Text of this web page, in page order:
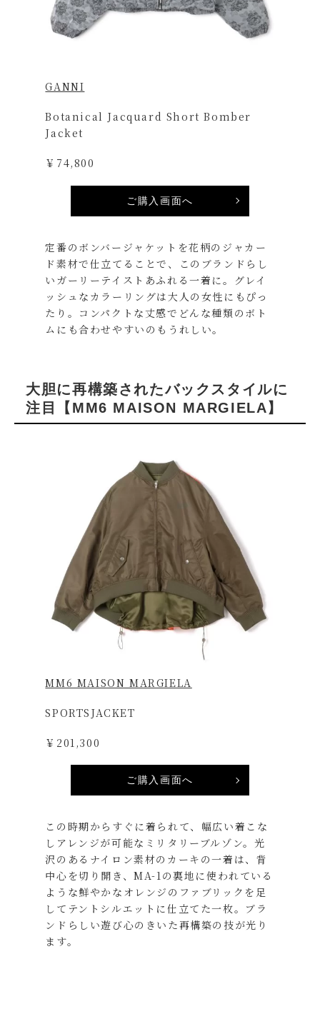
GANNI
Botanical Jacquard Short Bomber
Jacket
￥74,800
ご購入画面へ
定番のボンバージャケットを花柄のジャカー
ド素材で仕立てることで、このブランドらし
いガーリーテイストあふれる一着に。グレイ
ッシュなカラーリングは大人の女性にもぴっ
たり。コンパクトな丈感でどんな種類のボト
ムにも合わせやすいのもうれしい。
大胆に再構築されたバックスタイルに
注目【MM6 MAISON MARGIELA】
MM6 MAISON MARGIELA
SPORTSJACKET
￥201,300
ご購入画面へ
この時期からすぐに着られて、幅広い着こな
しアレンジが可能なミリタリーブルゾン。光
沢のあるナイロン素材のカーキの一着は、背
中心を切り開き、MA-1の裏地に使われている
ような鮮やかなオレンジのファブリックを足
してテントシルエットに仕立てた一枚。ブラ
ンドらしい遊び心のきいた再構築の技が光り
ます。